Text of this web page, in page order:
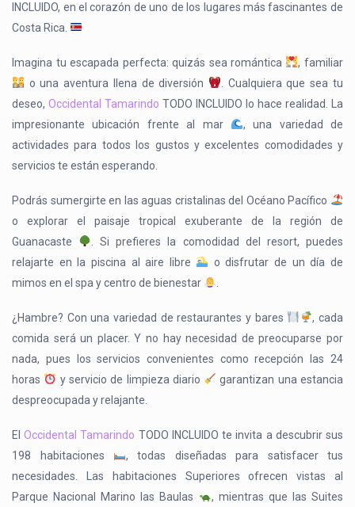
INCLUIDO, en el corazón de uno de los lugares más fascinantes de
Costa Rica.
Imagina tu escapada perfecta: quizás sea romántica
, familiar
o una aventura llena de diversión
. Cualquiera que sea tu
deseo,Occidental Tamarindo TODO INCLUIDO lo hace realidad. La
impresionante ubicación frente al mar
, una variedad de
actividades para todos los gustos y excelentes comodidades y
servicios te están esperando.
Podrás sumergirte en las aguas cristalinas del Océano Pacífico
o explorar el paisaje tropical exuberante de la región de
Guanacaste
. Si prefieres la comodidad del resort, puedes
relajarte en la piscina al aire libre
o disfrutar de un día de
mimos en el spa y centro de bienestar
¿Hambre? Con una variedad de restaurantes y bares
, cada
comida será un placer. Y no hay necesidad de preocuparse por
nada, pues los servicios convenientes como recepción las 24
horas
y servicio de limpieza diario
garantizan una estancia
despreocupada y relajante.
ElOccidental Tamarindo TODO INCLUIDO te invita a descubrir sus
198 habitaciones
, todas diseñadas para satisfacer tus
necesidades. Las habitaciones Superiores ofrecen vistas al
Parque Nacional Marino las Baulas
, mientras que las Suites